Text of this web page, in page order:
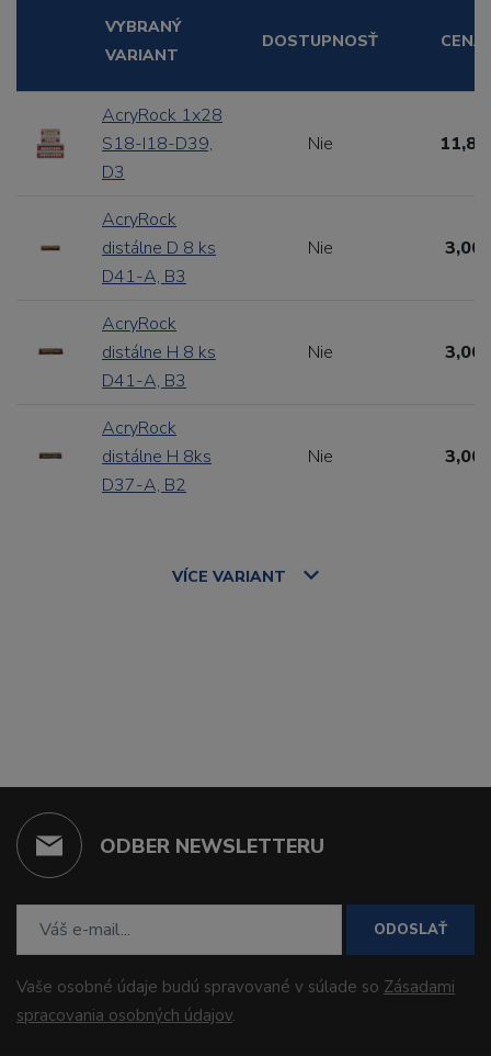
VYBRANÝ
VARIANT
DOSTUPNOSŤ CENA
AcryRock 1x28
S18-I18-D39,
D3
Nie
AcryRock
distálne D 8 ks
D41-A, B3
Nie 3,00
AcryRock
distálne H 8 ks
D41-A, B3
Nie 3,00
AcryRock
distálne H 8ks
D37-A, B2
Nie 3,00
VÍCE VARIANT
ODBER NEWSLETTERU
ODOSLAŤ
Vaše osobné údaje budú spravované v súlade so Zásadami
spracovania osobných údajov.